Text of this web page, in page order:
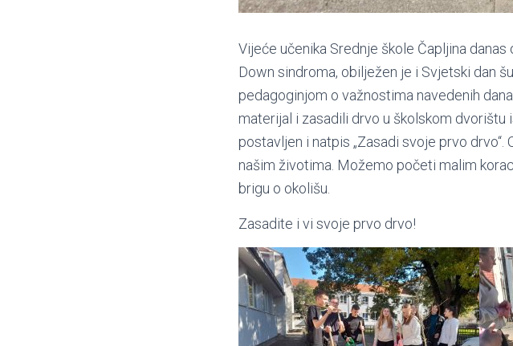
Vijeće učenika Srednje škole Čapljina
Down sindroma, obilježen je i Svjetski dan
pedagoginjom o važnostima navedenih
materijal i zasadili drvo u školskom dvorištu
postavljen i natpis „Zasadi svoje prvo
našim životima. Možemo početi malim
brigu o okolišu.
Zasadite i vi svoje prvo drvo!